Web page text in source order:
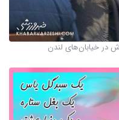
در خیابان‌های لندن